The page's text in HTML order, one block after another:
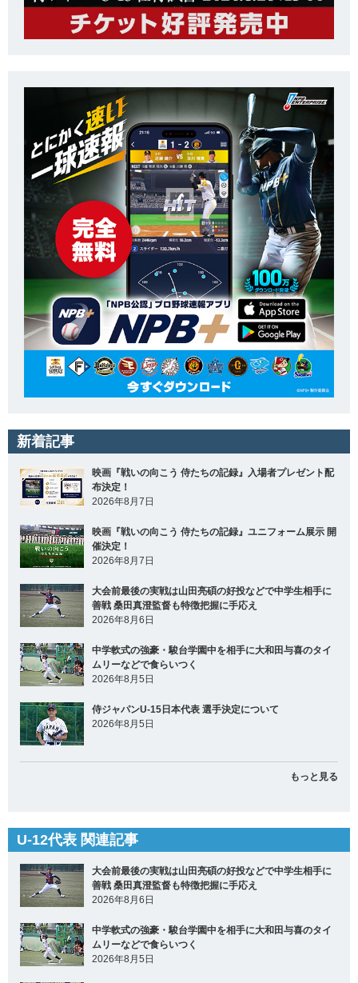
新着記事
映画『戦いの向こう 侍たちの記録』入場者プレゼント配
布決定！
2026年8月7日
映画『戦いの向こう 侍たちの記録』ユニフォーム展示 開
催決定！
2026年8月7日
大会前最後の実戦は山田亮碩の好投などで中学生相手に
善戦 桑田真澄監督も特徴把握に手応え
2026年8月6日
中学軟式の強豪・駿台学園中を相手に大和田与喜のタイ
ムリーなどで食らいつく
2026年8月5日
侍ジャパンU-15日本代表 選手決定について
2026年8月5日
もっと見る
U-12代表 関連記事
大会前最後の実戦は山田亮碩の好投などで中学生相手に
善戦 桑田真澄監督も特徴把握に手応え
2026年8月6日
中学軟式の強豪・駿台学園中を相手に大和田与喜のタイ
ムリーなどで食らいつく
2026年8月5日